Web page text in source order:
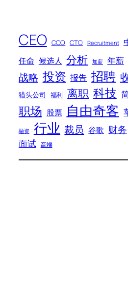
CEO COO CTO Recruitment
任命 候选人 分析 加薪 年薪
战略 投资 报告 招聘
猎头公司 福利 离职 科技
职场 股票 自由奇客
融资 行业 裁员 谷歌 财务
面试 高端